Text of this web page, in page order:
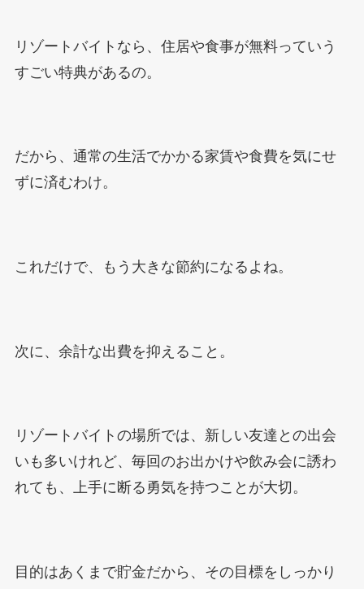
リゾートバイトなら、住居や食事が無料っていう
すごい特典があるの。
だから、通常の生活でかかる家賃や食費を気にせ
ずに済むわけ。
これだけで、もう大きな節約になるよね。
次に、余計な出費を抑えること。
リゾートバイトの場所では、新しい友達との出会
いも多いけれど、毎回のお出かけや飲み会に誘わ
れても、上手に断る勇気を持つことが大切。
目的はあくまで貯金だから、その目標をしっかり